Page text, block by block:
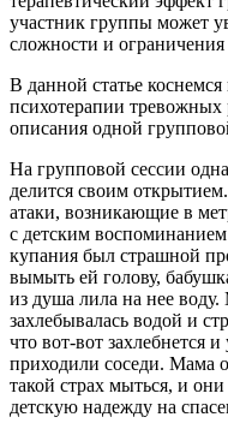
участник группы может
сложности и
В данной статье
психотерапии тревожных
описания одной
На групповой сессии
делится своим
атаки, возникающие в
с детским
купания был страшной
вымыть ей голову,
из душа лила на нее
захлебывалась водой и
что вот-вот захлебнется
приходили соседи. Мама
такой страх мыться, и
детскую надежду на